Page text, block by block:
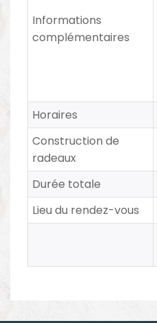
Informations
complémentaires
Horaires
Construction de
radeaux
Durée totale
Lieu du rendez-vous